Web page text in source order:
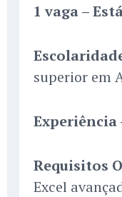
1 vaga –
superior em
Experiência
Requisitos
Excel